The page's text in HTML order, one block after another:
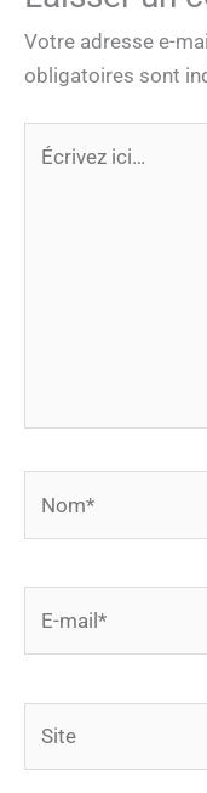
Votre adresse e-
obligatoires sont